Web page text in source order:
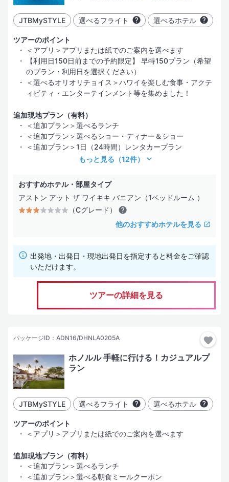
JTBMySTYLE 選べるフライト 選べるホテル
ツアーのポイント
＜アプリ＞アプリまたは紙でのご案内を選べます
【利用日150日前までの予約限定】 早特150プラン（希望
のプラン・利用日を選択ください）
＜選べるオリオリチョイス＞ハワイを楽しむ食事・アクテ
ィビティ・エンターテインメント等を集めました！
追加現地プラン（有料）
＜追加プラン＞選べるランチ
＜追加プラン＞選べるショー・ディナー＆ショー
＜追加プラン＞1日（24時間）レンタカープラン
もっと見る （12件）
おすすめホテル・部屋タイプ
アストン アット ザ ワイキキ バニアン（1ベッドルーム ）
（Cグレード）
他のおすすめホテルを見る
出発地・出発日・現地出発日を指定すると料金をご確認
いただけます。
ツアーの詳細を見る
パッケージID：ADN16/DHNLA0205A
ホノルル 手軽に行ける！カジュアルプ
ラン
JTBMySTYLE 選べるフライト 選べるホテル
ツアーのポイント
＜アプリ＞アプリまたは紙でのご案内を選べます
追加現地プラン（有料）
＜追加プラン＞選べるランチ
＜追加プラン＞選べる朝食ミールクーポン